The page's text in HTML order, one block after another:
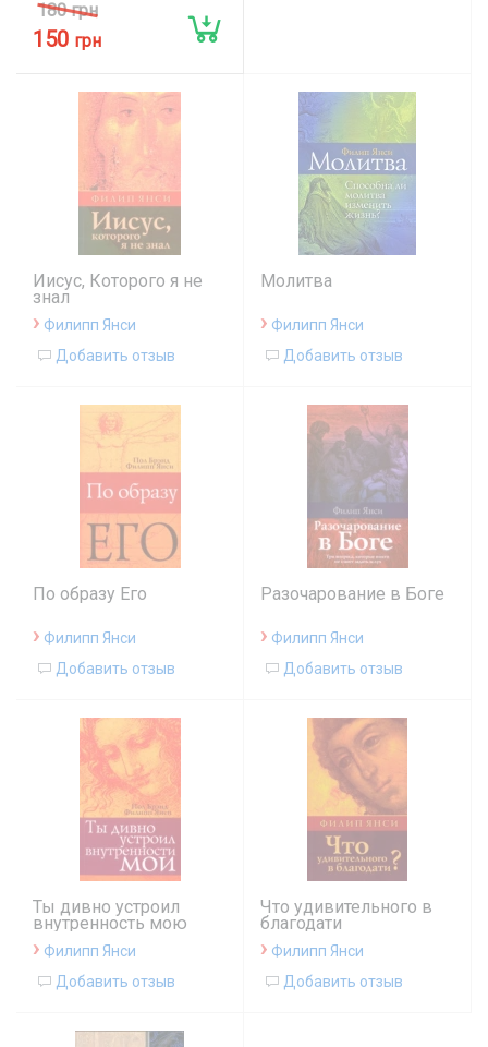
180 грн
150 грн
Иисус, Которого я не
знал
› Филипп Янси
Добавить отзыв
Молитва
› Филипп Янси
Добавить отзыв
По образу Его
› Филипп Янси
Добавить отзыв
Разочарование в Боге
› Филипп Янси
Добавить отзыв
Ты дивно устроил
внутренность мою
› Филипп Янси
Добавить отзыв
Что удивительного в
благодати
› Филипп Янси
Добавить отзыв